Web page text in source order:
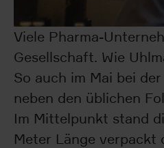
Viele Pharma-
Gesellschaft. Wie
So auch im Mai bei
neben den üblichen
Im Mittelpunkt stand
Meter Länge verpackt